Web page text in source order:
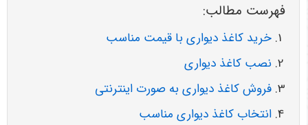
فهرست مطالب:
خرید کاغذ دیواری با قیمت مناسب
نصب کاغذ دیواری
فروش کاغذ دیواری به صورت اینترنتی
انتخاب کاغذ دیواری مناسب